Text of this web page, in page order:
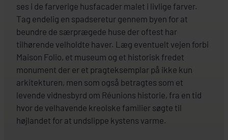
Réunion
Hotel Les Geraniums
+
SE HOTEL
ses i de farverige husfacader malet i livlige farver.
Tag endelig en spadseretur gennem byen for at
beundre de særprægede huse der oftest har
tilhørende velholdte haver. Læg eventuelt vejen forbi
Maison Folio, et museum og et historisk fredet
monument der er et pragteksemplar på ikke kun
arkitekturen, men som også betragtes som et
levende vidnesbyrd om Réunions historie, fra en tid
hvor de velhavende kreolske familier søgte til
højlandet for at undslippe kystens varme.